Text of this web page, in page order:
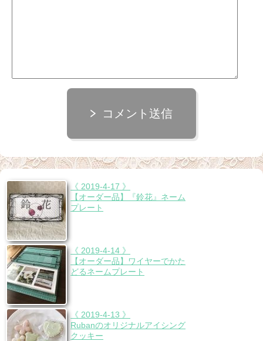
コメント送信
《 2019-4-17 》
【オーダー品】『鈴花』ネーム
プレート
《 2019-4-14 》
【オーダー品】ワイヤーでかた
どるネームプレート
《 2019-4-13 》
Rubanのオリジナルアイシング
クッキー